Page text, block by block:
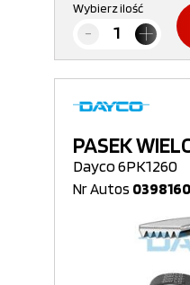
Wybierz ilość
PASEK
Dayco 6PK1260
Nr Autos 0398160